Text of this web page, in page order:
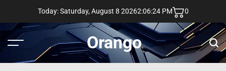
content
Today: Saturday, August 8 20262:06:25 PM 0
Menu Orango